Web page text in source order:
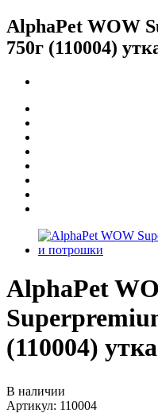
AlphaPet WOW
750г (110004)
AlphaPet
(110004)
В наличии
Артикул: 110004